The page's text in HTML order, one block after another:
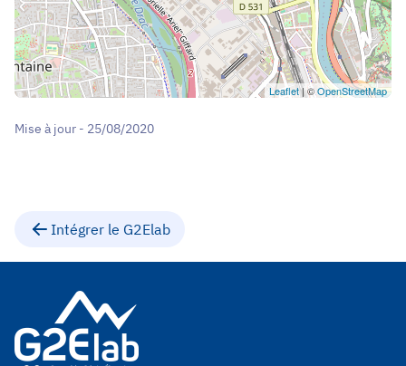
Leaflet| ©OpenStreetMap
Mise à jour - 25/08/2020
Intégrer le G2Elab